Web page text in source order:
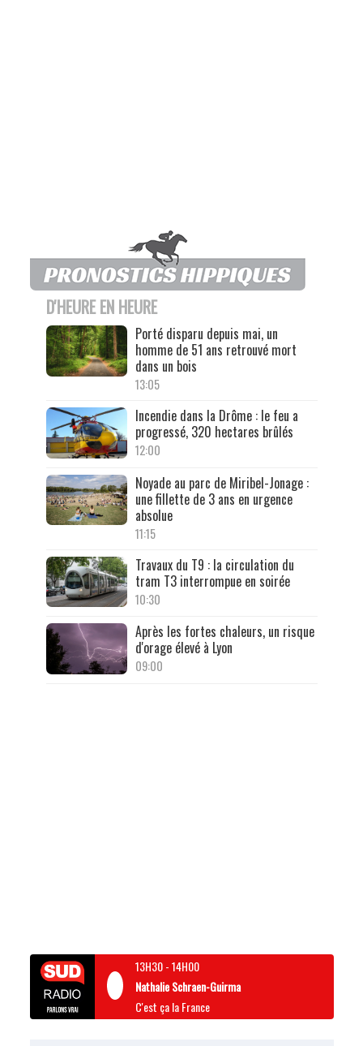
D'HEURE EN HEURE
Porté disparu depuis mai, un
homme de 51 ans retrouvé mort
dans un bois
13:05
Incendie dans la Drôme : le feu a
progressé, 320 hectares brûlés
12:00
Noyade au parc de Miribel-Jonage :
une fillette de 3 ans en urgence
absolue
11:15
Travaux du T9 : la circulation du
tram T3 interrompue en soirée
10:30
Après les fortes chaleurs, un risque
d'orage élevé à Lyon
09:00
13H30-14H00
Nathalie Schraen-Guirma
C'est ça la France